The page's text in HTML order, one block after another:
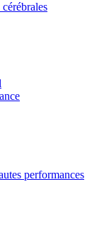
performances